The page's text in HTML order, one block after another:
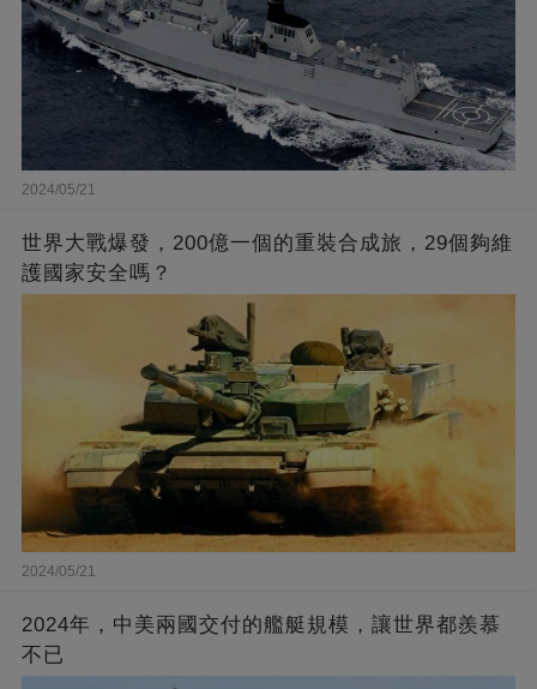
2024/05/21
世界大戰爆發，200億一個的重裝合成旅，29個夠維
護國家安全嗎？
2024/05/21
2024年，中美兩國交付的艦艇規模，讓世界都羨慕
不已